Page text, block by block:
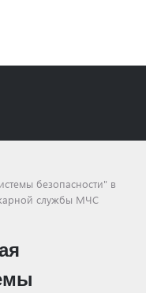
безопасности" в
службы МЧС